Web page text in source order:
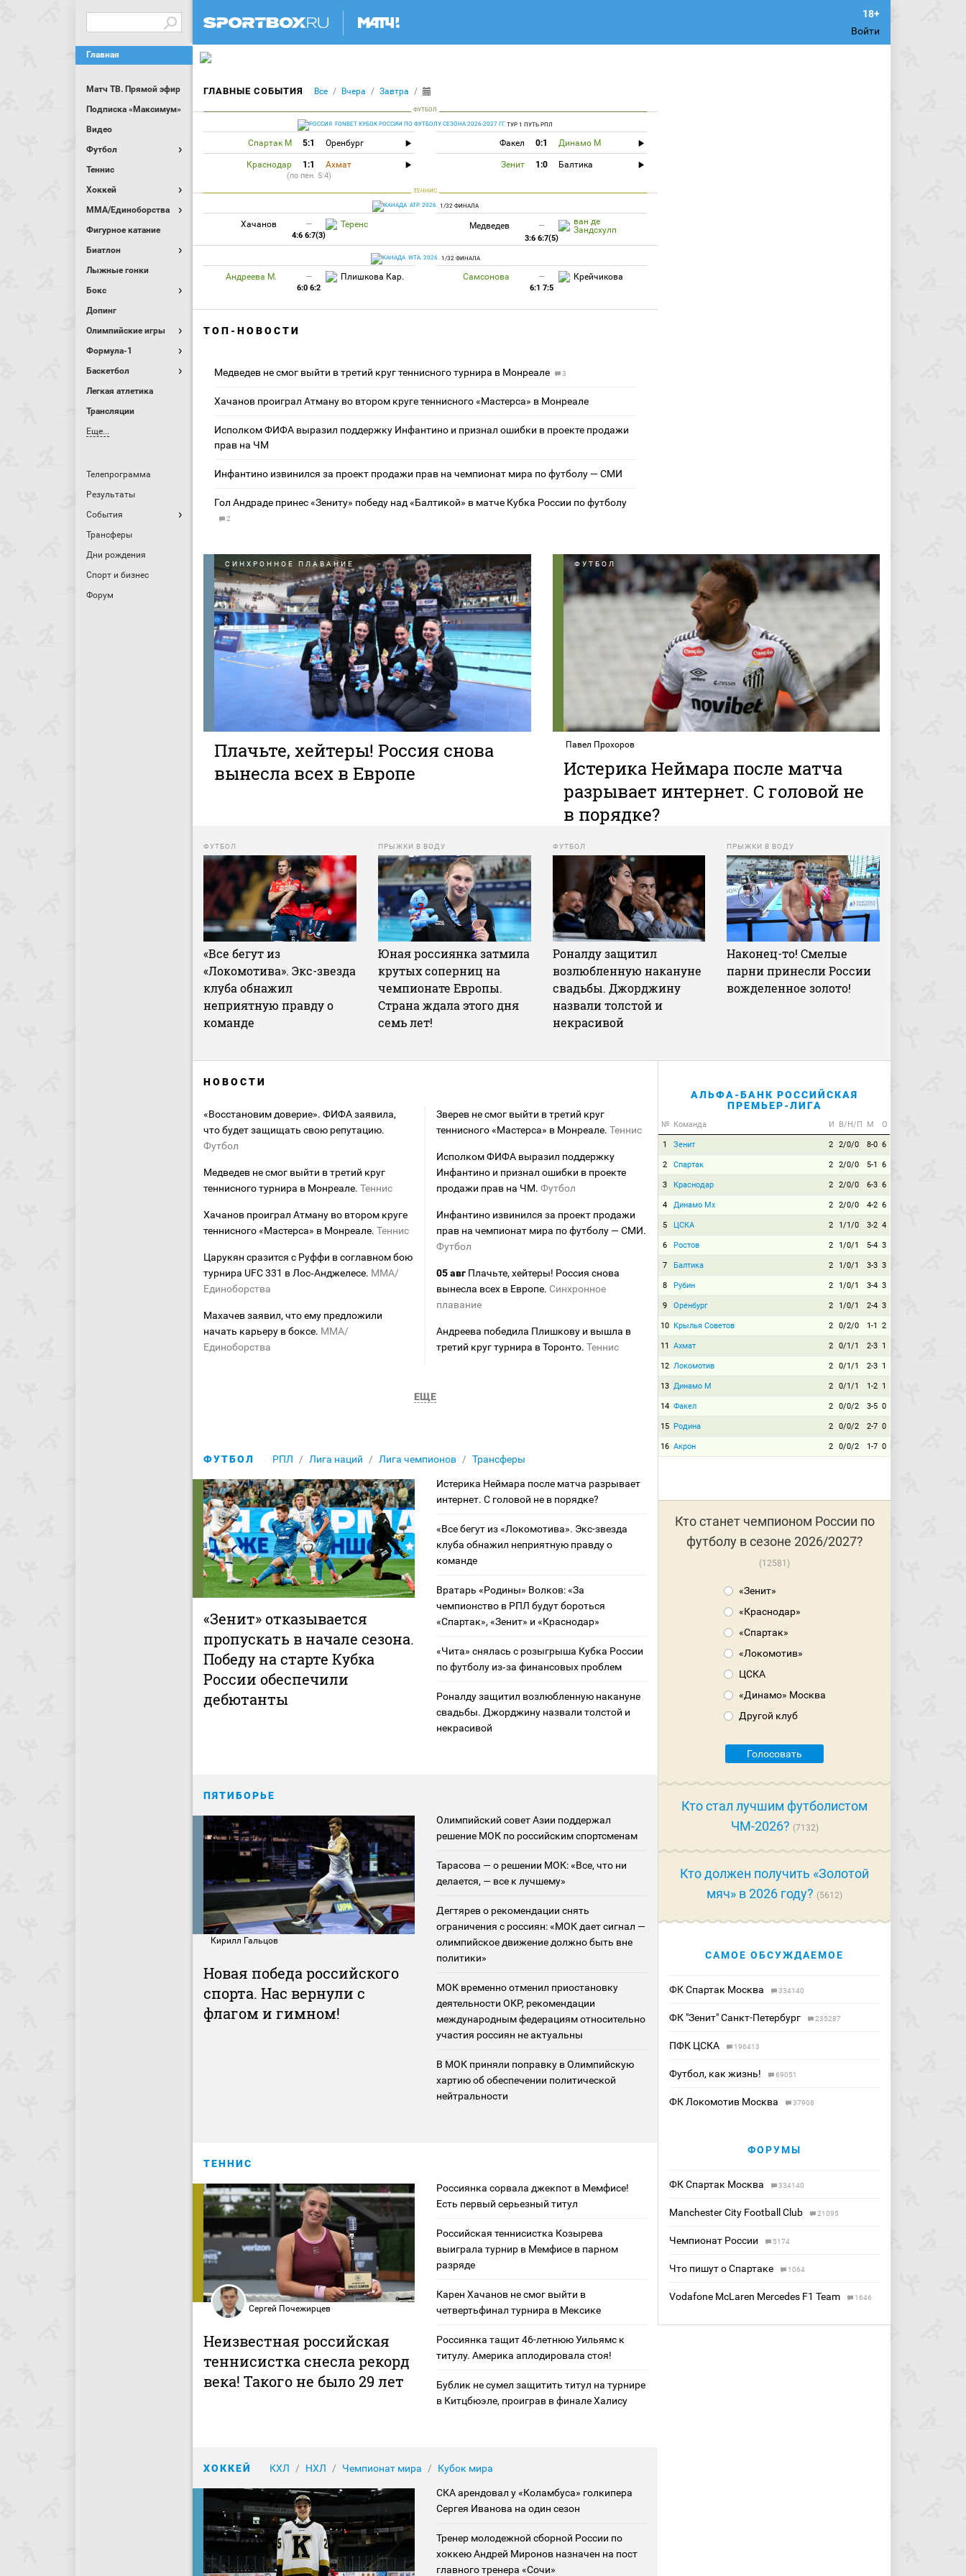
Войти
Главная
Матч ТВ. Прямой эфир
Подписка «Максимум»
Видео
Футбол
Теннис
Хоккей
MMA/Единоборства
Фигурное катание
Биатлон
Лыжные гонки
Бокс
Допинг
Олимпийские игры
Формула-1
Баскетбол
Легкая атлетика
Трансляции
Еще...
Телепрограмма
Результаты
События
Трансферы
Дни рождения
Спорт и бизнес
Форум
ГЛАВНЫЕ СОБЫТИЯ Все Вчера Завтра
ФУТБОЛ
FONBET КУБОК РОССИИ ПО ФУТБОЛУ СЕЗОНА 2026-2027 ГГ. ТУР 1 ПУТЬ РПЛ
Спартак М 5:1 Оренбург Факел 0:1 Динамо М
Краснодар 1:1 Ахмат
(по пен. 5:4)
Зенит 1:0 Балтика
ТЕННИС
ATP. 2026. 1/32 ФИНАЛА
Хачанов — Теренс
4:6 6:7(3)
Медведев —
ван де
Зандсхулп
3:6 6:7(5)
WTA. 2026. 1/32 ФИНАЛА
Андреева М. — Плишкова Кар.
6:0 6:2
Самсонова — Крейчикова
6:1 7:5
ТОП-НОВОСТИ
Медведев не смог выйти в третий круг теннисного турнира в Монреале 3
Хачанов проиграл Атману во втором круге теннисного «Мастерса» в Монреале
Исполком ФИФА выразил поддержку Инфантино и признал ошибки в проекте продажи
прав на ЧМ
Инфантино извинился за проект продажи прав на чемпионат мира по футболу — СМИ
Гол Андраде принес «Зениту» победу над «Балтикой» в матче Кубка России по футболу
2
СИНХРОННОЕ ПЛАВАНИЕ
Плачьте, хейтеры! Россия снова
вынесла всех в Европе
ФУТБОЛ
Павел Прохоров
Истерика Неймара после матча
разрывает интернет. С головой не
в порядке?
ФУТБОЛ
«Все бегут из
«Локомотива». Экс-звезда
клуба обнажил
неприятную правду о
команде
ПРЫЖКИ В ВОДУ
Юная россиянка затмила
крутых соперниц на
чемпионате Европы.
Страна ждала этого дня
семь лет!
ФУТБОЛ
Роналду защитил
возлюбленную накануне
свадьбы. Джорджину
назвали толстой и
некрасивой
ПРЫЖКИ В ВОДУ
Наконец-то! Смелые
парни принесли России
вожделенное золото!
НОВОСТИ
«Восстановим доверие». ФИФА заявила,
что будет защищать свою репутацию.
Футбол
Медведев не смог выйти в третий круг
теннисного турнира в Монреале. Теннис
Хачанов проиграл Атману во втором круге
теннисного «Мастерса» в Монреале. Теннис
Царукян сразится с Руффи в соглавном бою
турнира UFC 331 в Лос‑Анджелесе. MMA/
Единоборства
Махачев заявил, что ему предложили
начать карьеру в боксе. MMA/
Единоборства
Зверев не смог выйти в третий круг
теннисного «Мастерса» в Монреале. Теннис
Исполком ФИФА выразил поддержку
Инфантино и признал ошибки в проекте
продажи прав на ЧМ. Футбол
Инфантино извинился за проект продажи
прав на чемпионат мира по футболу — СМИ.
Футбол
05 авгПлачьте, хейтеры! Россия снова
вынесла всех в Европе. Синхронное
плавание
Андреева победила Плишкову и вышла в
третий круг турнира в Торонто. Теннис
ЕЩЕ
ФУТБОЛ РПЛ Лига наций Лига чемпионов Трансферы
«Зенит» отказывается
пропускать в начале сезона.
Победу на старте Кубка
России обеспечили
дебютанты
Истерика Неймара после матча разрывает
интернет. С головой не в порядке?
«Все бегут из «Локомотива». Экс-звезда
клуба обнажил неприятную правду о
команде
Вратарь «Родины» Волков: «За
чемпионство в РПЛ будут бороться
«Спартак», «Зенит» и «Краснодар»
«Чита» снялась с розыгрыша Кубка России
по футболу из‑за финансовых проблем
Роналду защитил возлюбленную накануне
свадьбы. Джорджину назвали толстой и
некрасивой
ПЯТИБОРЬЕ
Кирилл Гальцов
Новая победа российского
спорта. Нас вернули с
флагом и гимном!
Олимпийский совет Азии поддержал
решение МОК по российским спортсменам
Тарасова — о решении МОК: «Все, что ни
делается, — все к лучшему»
Дегтярев о рекомендации снять
ограничения с россиян: «МОК дает сигнал —
олимпийское движение должно быть вне
политики»
МОК временно отменил приостановку
деятельности ОКР, рекомендации
международным федерациям относительно
участия россиян не актуальны
В МОК приняли поправку в Олимпийскую
хартию об обеспечении политической
нейтральности
ТЕННИС
Сергей Почежирцев
Неизвестная российская
теннисистка снесла рекорд
века! Такого не было 29 лет
Россиянка сорвала джекпот в Мемфисе!
Есть первый серьезный титул
Российская теннисистка Козырева
выиграла турнир в Мемфисе в парном
разряде
Карен Хачанов не смог выйти в
четвертьфинал турнира в Мексике
Россиянка тащит 46-летнюю Уильямс к
титулу. Америка аплодировала стоя!
Бублик не сумел защитить титул на турнире
в Китцбюэле, проиграв в финале Халису
ХОККЕЙ КХЛ НХЛ Чемпионат мира Кубок мира
СКА арендовал у «Коламбуса» голкипера
Сергея Иванова на один сезон
Тренер молодежной сборной России по
хоккею Андрей Миронов назначен на пост
главного тренера «Сочи»
АЛЬФА-БАНК РОССИЙСКАЯ
ПРЕМЬЕР-ЛИГА
№ Команда И В/Н/П М О
1 Зенит 2 2/0/0 8-0 6
2 Спартак 2 2/0/0 5-1 6
3 Краснодар 2 2/0/0 6-3 6
4 Динамо Мх 2 2/0/0 4-2 6
5 ЦСКА 2 1/1/0 3-2 4
6 Ростов 2 1/0/1 5-4 3
7 Балтика 2 1/0/1 3-3 3
8 Рубин 2 1/0/1 3-4 3
9 Оренбург 2 1/0/1 2-4 3
10 Крылья Советов 2 0/2/0 1-1 2
11 Ахмат 2 0/1/1 2-3 1
12 Локомотив 2 0/1/1 2-3 1
13 Динамо М 2 0/1/1 1-2 1
14 Факел 2 0/0/2 3-5 0
15 Родина 2 0/0/2 2-7 0
16 Акрон 2 0/0/2 1-7 0
Кто станет чемпионом России по
футболу в сезоне 2026/2027?
12581
«Зенит»
«Краснодар»
«Спартак»
«Локомотив»
ЦСКА
«Динамо» Москва
Другой клуб
Голосовать
Кто стал лучшим футболистом
ЧМ-2026?
7132
Кто должен получить «Золотой
мяч» в 2026 году?
5612
САМОЕ ОБСУЖДАЕМОЕ
ФК Спартак Москва 334140
ФК "Зенит" Санкт-Петербург 235287
ПФК ЦСКА 196413
Футбол, как жизнь! 69051
ФК Локомотив Москва 37908
ФОРУМЫ
ФК Спартак Москва 334140
Manchester City Football Club 21095
Чемпионат России 5174
Что пишут о Спартаке 1064
Vodafone McLaren Mercedes F1 Team 1646